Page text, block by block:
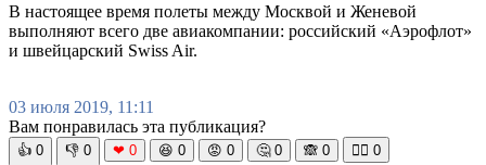
В настоящее время полеты между Москвой и Женевой
выполняют всего две авиакомпании: российский «Аэрофлот»
и швейцарский Swiss Air.
03 июля 2019, 11:11
Вам понравилась эта публикация?
👍 0 👎 0 ❤ 0 😆 0 😡 0 🤔 0 🙈 0 🧘‍♀️ 0